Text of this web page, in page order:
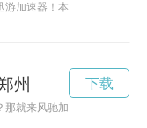
加速器！本文将为您介绍
州
就来风驰加速器下载官网
下载